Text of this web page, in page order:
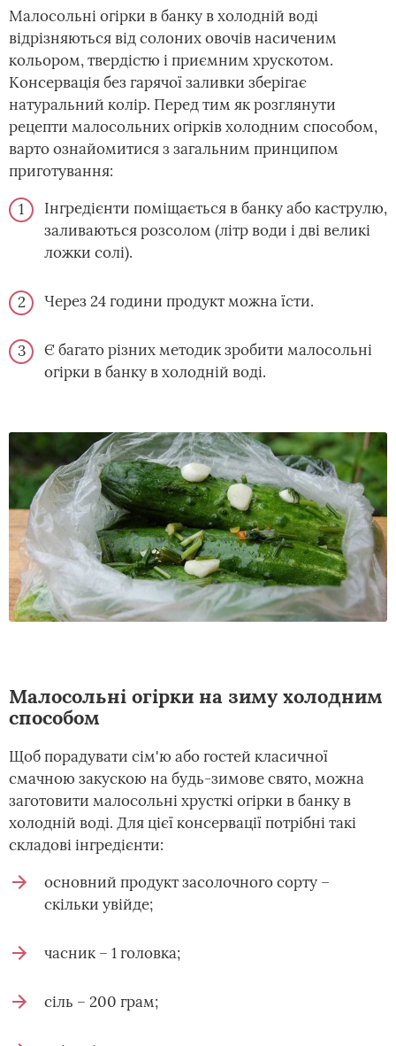
Малосольні огірки в банку в холодній воді
відрізняються від солоних овочів насиченим
кольором, твердістю і приємним хрускотом.
Консервація без гарячої заливки зберігає
натуральний колір. Перед тим як розглянути
рецепти малосольних огірків холодним способом,
варто ознайомитися з загальним принципом
приготування:
Інгредієнти поміщається в банку або каструлю,
заливаються розсолом (літр води і дві великі
ложки солі).
Через 24 години продукт можна їсти.
Є багато різних методик зробити малосольні
огірки в банку в холодній воді.
Малосольні огірки на зиму холодним
способом
Щоб порадувати сім'ю або гостей класичної
смачною закускою на будь-зимове свято, можна
заготовити малосольні хрусткі огірки в банку в
холодній воді. Для цієї консервації потрібні такі
складові інгредієнти:
основний продукт засолочного сорту –
скільки увійде;
часник – 1 головка;
сіль – 200 грам;